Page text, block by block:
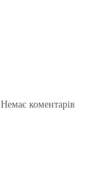
Немає коментарів